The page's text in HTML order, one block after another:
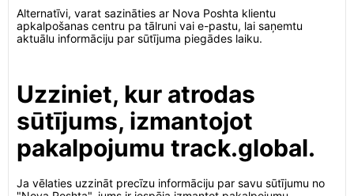
Alternatīvi, varat sazināties ar Nova Poshta klientu
apkalpošanas centru pa tālruni vai e-pastu, lai saņemtu
aktuālu informāciju par sūtījuma piegādes laiku.
Uzziniet, kur atrodas
sūtījums, izmantojot
pakalpojumu track.global.
Ja vēlaties uzzināt precīzu informāciju par savu sūtījumu no